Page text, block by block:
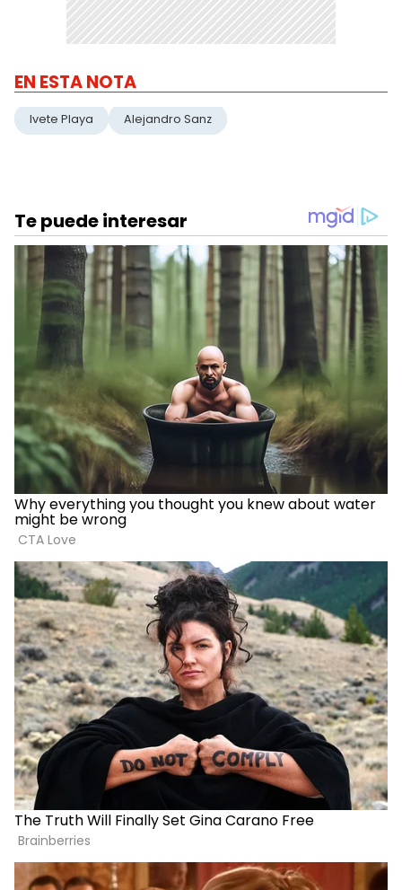
EN ESTA NOTA
Ivete Playa Alejandro Sanz